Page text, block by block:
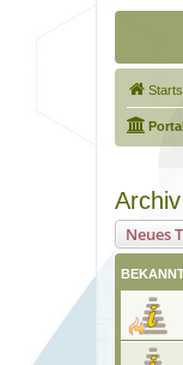
Archiv
Neues